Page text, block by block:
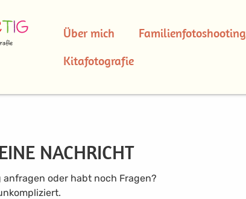
Über mich Familienfotoshooting
Kitafotografie
NACHRICHT
oder habt noch Fragen?